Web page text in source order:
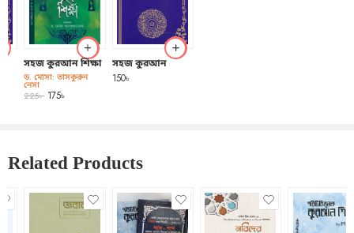
ঈদগম, ইক্বলাব এর মতো গুরুত্বপূর্ণ তাজবীদগুলো আদায় করে পড়তে
পারবেন ইন-শা-আল্লাহ।
Related Products